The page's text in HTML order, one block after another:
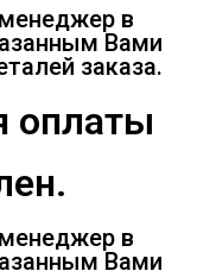
в
Вами
заказа.
оплаты
в
Вами